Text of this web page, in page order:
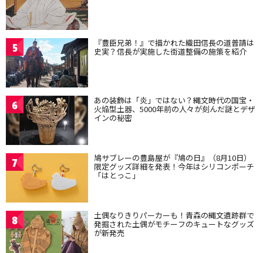
5 『豊臣兄弟！』で描かれた織田信長の道普請は
史実？信長が実施した街道整備の施策を紹介
6 あの装飾は「炎」ではない？縄文時代の国宝・
火焔型土器、5000年前の人々が刻んだ謎とデザ
インの秘密
7 鳩サブレーの豊島屋が『鳩の日』（8月10日）
限定グッズ詳細を発表！今年はシリコンポーチ
「はとっこ」
8 土偶なりきりパーカーも！青森の縄文遺跡群で
発掘された土偶がモチーフのキュートなグッズ
が新発売